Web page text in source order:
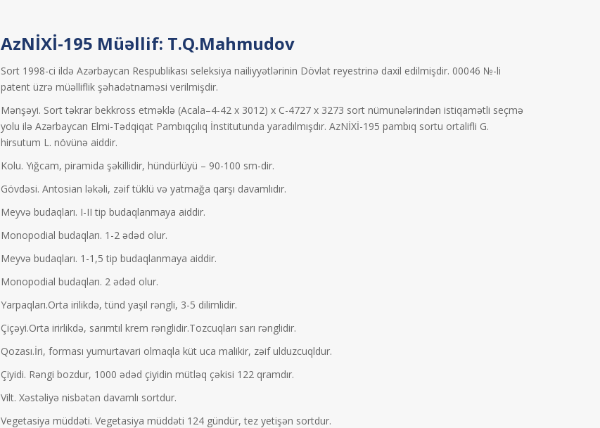
AzNİXİ-195 Müəllif: T.Q.Mahmudov
Sort 1998-ci ildə Azərbaycan Respublikası seleksiya nailiyyətlərinin Dövlət reyestrinə daxil edilmişdir. 00046 №-li
patent üzrə müəlliflik şəhadətnaməsi verilmişdir.
Mənşəyi. Sort təkrar bekkross etməklə (Acala–4-42 x 3012) x C-4727 x 3273 sort nümunələrindən istiqamətli seçmə
yolu ilə Azərbaycan Elmi-Tədqiqat Pambıqçılıq İnstitutunda yaradılmışdır. AzNİXİ-195 pambıq sortu ortalifli G.
hirsutum L. növünə aiddir.
Kolu. Yığcam, piramida şəkillidir, hündürlüyü – 90-100 sm-dir.
Gövdəsi. Antosian ləkəli, zəif tüklü və yatmağa qarşı davamlıdır.
Meyvə budaqları. I-II tip budaqlanmaya aiddir.
Monopodial budaqları. 1-2 ədəd olur.
Meyvə budaqları. 1-1,5 tip budaqlanmaya aiddir.
Monopodial budaqları. 2 ədəd olur.
Yarpaqları.Orta irilikdə, tünd yaşıl rəngli, 3-5 dilimlidir.
Çiçəyi.Orta irirlikdə, sarımtıl krem rənglidir.Tozcuqları sarı rənglidir.
Qozası.İri, forması yumurtavari olmaqla küt uca malikir, zəif ulduzcuqldur.
Çiyidi. Rəngi bozdur, 1000 ədəd çiyidin mütləq çəkisi 122 qramdır.
Vilt. Xəstəliyə nisbətən davamlı sortdur.
Vegetasiya müddəti. Vegetasiya müddəti 124 gündür, tez yetişən sortdur.